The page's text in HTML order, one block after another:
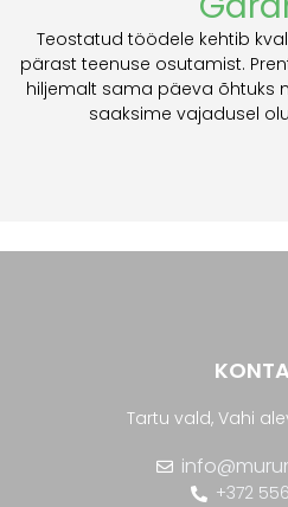
Teostatud töödele kehtib
pärast teenuse osutamist.
hiljemalt sama päeva õhtuks
saaksime vajadusel
Tartu vald, Vahi
+372